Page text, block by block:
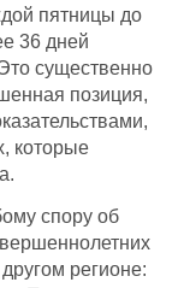
пятницы до
36 дней
существенно
позиция,
которые
спору об
регионе: